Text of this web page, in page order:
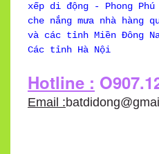
xếp di động - Phong
che nắng mưa nhà hàng
và các tỉnh Miền Đông
Các tỉnh Hà Nội
Hotline :
Email :